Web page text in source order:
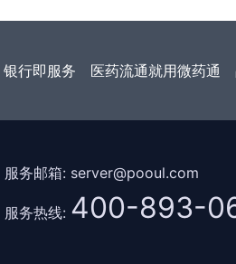
银行即服务 医药流通就用微药通
服务邮箱: server@pooul.com
服务热线: 400-893-